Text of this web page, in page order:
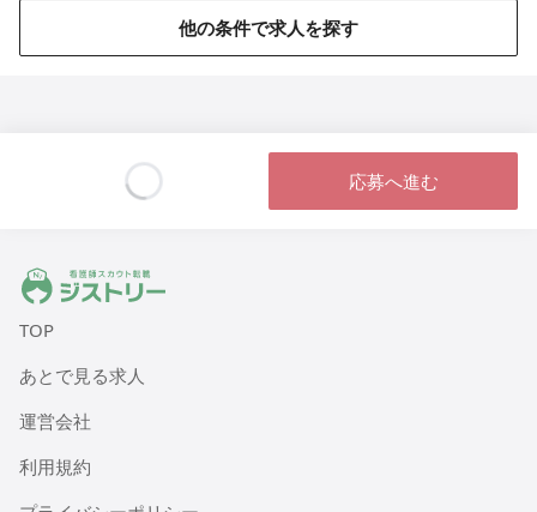
他の条件で求人を探す
応募へ進む
ジストリー 看護師の転職マッチング
TOP
あとで見る求人
運営会社
利用規約